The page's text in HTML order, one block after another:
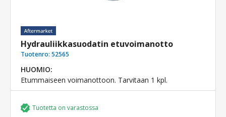
Hydrauliikkasuodatin etuvoimanotto
Tuotenro: 52565
HUOMIO:
Etummaiseen voimanottoon. Tarvitaan 1 kpl.
Tuotetta on varastossa